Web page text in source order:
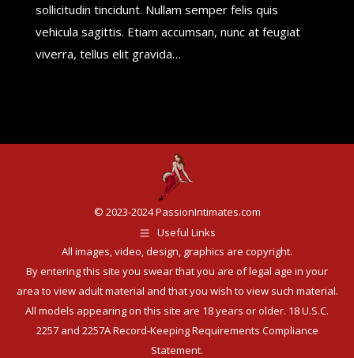
sollicitudin tincidunt. Nullam semper felis quis
vehicula sagittis. Etiam accumsan, nunc at feugiat
viverra, tellus elit gravida…
© 2023-2024 PassionIntimates.com
Useful Links
All images, video, design, graphics are copyright.
By entering this site you swear that you are of legal age in your
area to view adult material and that you wish to view such material.
All models appearing on this site are 18 years or older. 18 U.S.C.
2257 and 2257A Record-Keeping Requirements Compliance
Statement.